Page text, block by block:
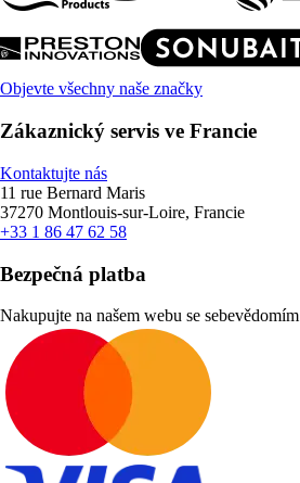
Objevte všechny naše značky
Zákaznický servis ve Francie
Kontaktujte nás
11 rue Bernard Maris
37270 Montlouis-sur-Loire, Francie
+33 1 86 47 62 58
Bezpečná platba
Nakupujte na našem webu se sebevědomím